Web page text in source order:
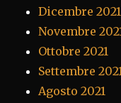
Dicembre 2021
Novembre
Ottobre 2021
Settembre
Agosto 2021